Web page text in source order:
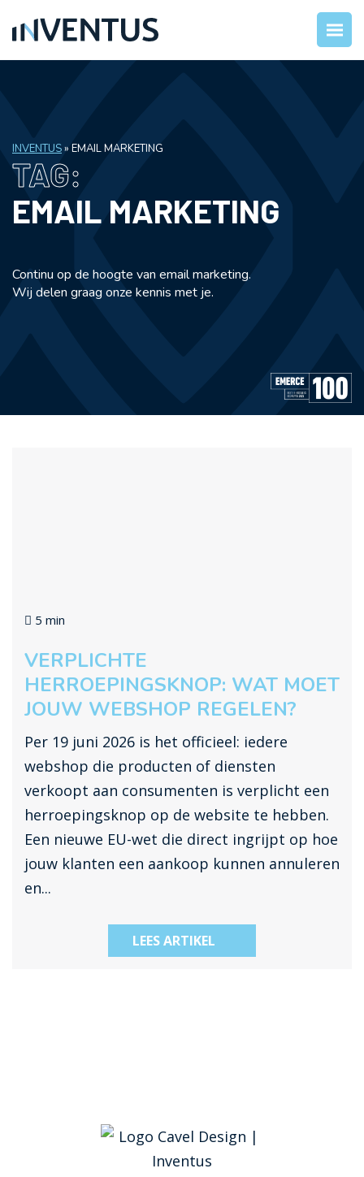
INVENTUS» EMAIL MARKETING
TAG:
EMAIL MARKETING
Continu op de hoogte van email marketing.
Wij delen graag onze kennis met je.
5 min
VERPLICHTE
HERROEPINGSKNOP: WAT MOET
JOUW WEBSHOP REGELEN?
Per 19 juni 2026 is het officieel: iedere
webshop die producten of diensten
verkoopt aan consumenten is verplicht een
herroepingsknop op de website te hebben.
Een nieuwe EU-wet die direct ingrijpt op hoe
jouw klanten een aankoop kunnen annuleren
en...
LEES ARTIKEL